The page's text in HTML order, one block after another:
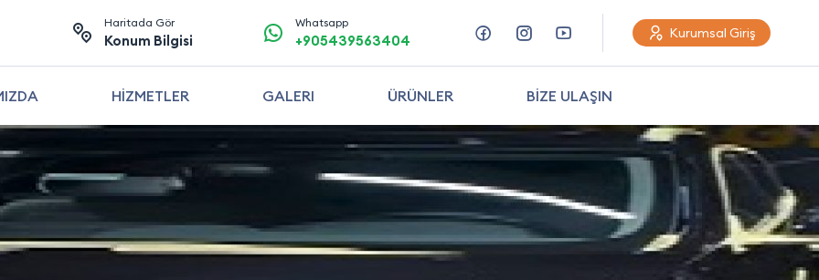
Haritada Gör
Konum Bilgisi
Whatsapp
+905439563404 Kurumsal Giriş
HİZMETLER GALERI ÜRÜNLER BİZE ULAŞIN